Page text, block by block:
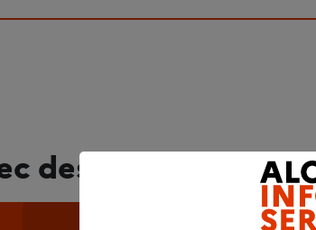
des professionnels